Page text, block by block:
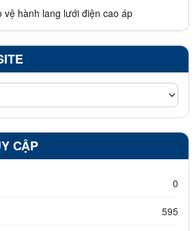
vệ hành lang lưới điện cao áp
CẬP
0
595